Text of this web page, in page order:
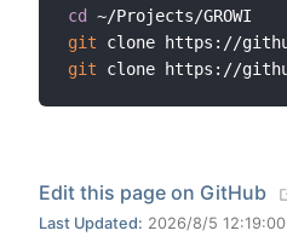
cd
git
git
Edit this page on GitHub
Last Updated: 2026/8/5 12:19:00